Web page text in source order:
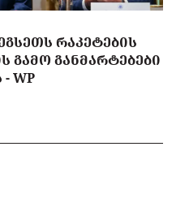
ᲠᲐᲙᲔᲢᲔᲑᲘᲡ
ᲒᲐᲛᲝ ᲒᲐᲜᲛᲐᲠᲢᲔᲑᲔᲑᲘ
WP